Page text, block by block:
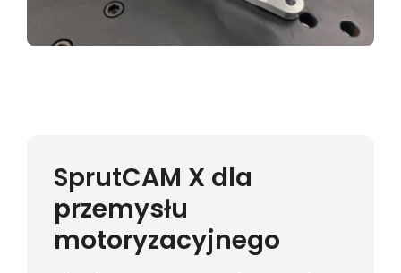
SprutCAM X dla
przemysłu
motoryzacyjnego